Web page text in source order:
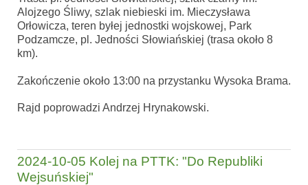
Alojzego Śliwy, szlak niebieski im. Mieczysława
Orłowicza, teren byłej jednostki wojskowej, Park
Podzamcze, pl. Jedności Słowiańskiej (trasa około 8
km).
Zakończenie około 13:00 na przystanku Wysoka Brama.
Rajd poprowadzi Andrzej Hrynakowski.
2024-10-05 Kolej na PTTK: "Do Republiki
Wejsuńskiej"